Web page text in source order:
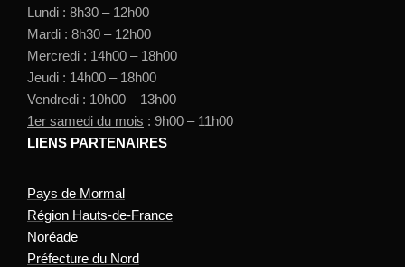
Lundi : 8h30 – 12h00
Mardi : 8h30 – 12h00
Mercredi : 14h00 – 18h00
Jeudi : 14h00 – 18h00
Vendredi : 10h00 – 13h00
1er samedi du mois : 9h00 – 11h00
LIENS PARTENAIRES
Pays de Mormal
Région Hauts-de-France
Noréade
Préfecture du Nord